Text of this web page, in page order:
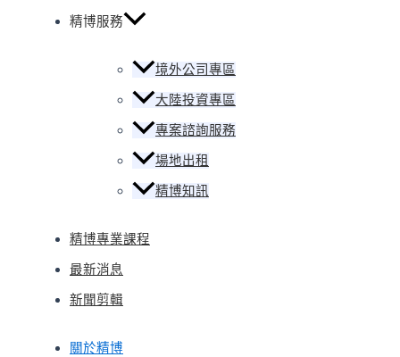
精博服務
境外公司專區
大陸投資專區
專案諮詢服務
場地出租
精博知訊
精博專業課程
最新消息
新聞剪輯
關於精博